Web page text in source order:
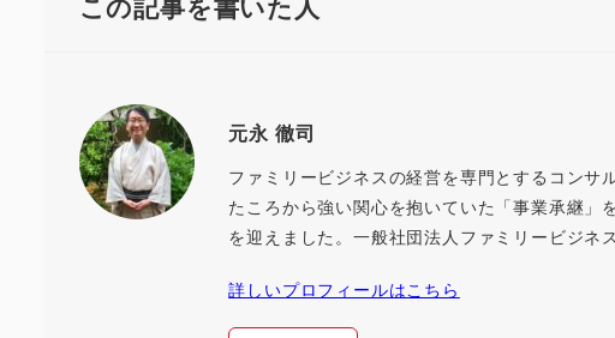
元永 徹司
ファミリービジネスの経営を専門とするコン
たころから強い関心を抱いていた「事業承継
を迎えました。一般社団法人ファミリービジネ
詳しいプロフィールはこちら